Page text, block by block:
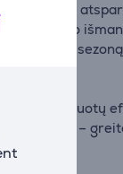
ir korozijai
o
valymą
suplanuotų
–